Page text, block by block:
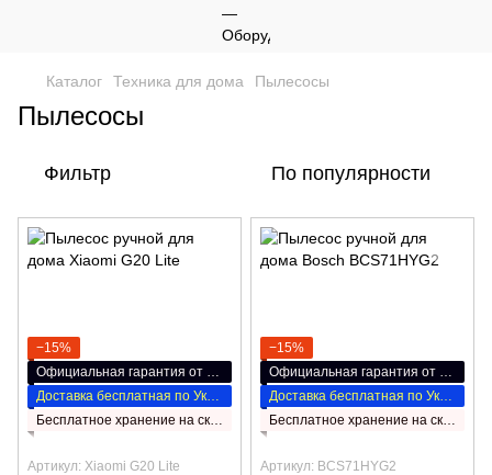
Каталог Техника для дома Пылесосы
Пылесосы
Фильтр По популярности
−15%
Официальная гарантия от производителя
Доставка бесплатная по Украине
Бесплатное хранение на складе НП
Артикул: Xiaomi G20 Lite
−15%
Официальная гарантия от производителя
Доставка бесплатная по Украине
Бесплатное хранение на складе НП
Артикул: BCS71HYG2